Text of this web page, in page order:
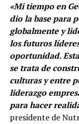
«Mi tiempo en
dio la base para
globalmente y
los futuros
oportunidad.
se trata de
culturas y entre
liderazgo
para hacer
presidente de